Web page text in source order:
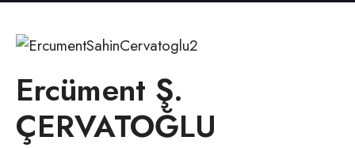
Ercüment Ş.
ÇERVATOĞLU